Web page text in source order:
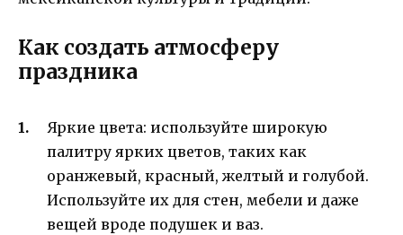
Как создать атмосферу
праздника
Яркие цвета: используйте широкую
палитру ярких цветов, таких как
оранжевый, красный, желтый и голубой.
Используйте их для стен, мебели и даже
вещей вроде подушек и ваз.